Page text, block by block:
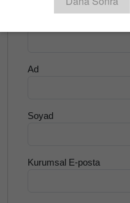
Ad
Soyad
Kurumsal E-posta